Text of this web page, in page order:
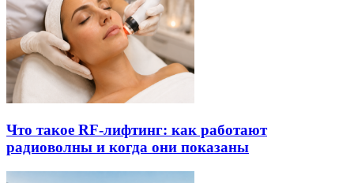
Что такое RF-лифтинг: как работают
радиоволны и когда они показаны